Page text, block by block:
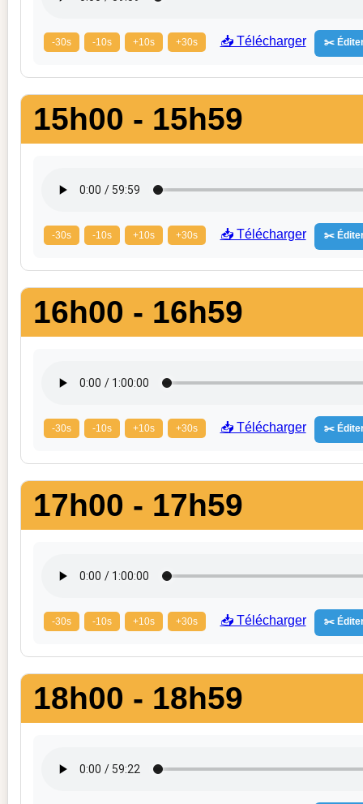
-30s -10s +10s +30s 📥 Télécharger ✂️
15h00 - 15h59
-30s -10s +10s +30s 📥 Télécharger ✂️
16h00 - 16h59
-30s -10s +10s +30s 📥 Télécharger ✂️
17h00 - 17h59
-30s -10s +10s +30s 📥 Télécharger ✂️
18h00 - 18h59